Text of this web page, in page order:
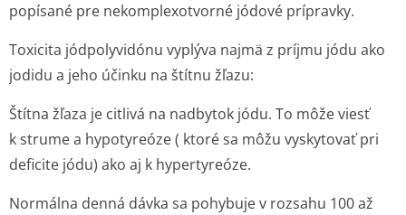
popísané pre nekomplexotvorné jódové prípravky.
Toxicita jódpolyvidónu vyplýva najmä z príjmu jódu ako
jodidu a jeho účinku na štítnu žľazu:
Štítna žľaza je citlivá na nadbytok jódu. To môže viesť
k strume a hypotyreóze ( ktoré sa môžu vyskytovať pri
deficite jódu) ako aj k hypertyreóze.
Normálna denná dávka sa pohybuje v rozsahu 100 až